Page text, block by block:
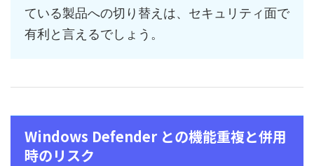
ている製品への切り替えは、セキュリティ面で
有利と言えるでしょう。
Windows Defender との機能重複と併用
時のリスク